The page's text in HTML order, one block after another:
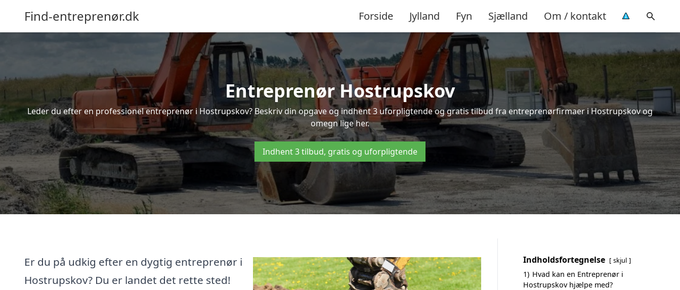
Find-entreprenør.dk Forside Jylland Fyn Sjælland Om / kontakt
Entreprenør Hostrupskov
Leder du efter en professionel entreprenør i Hostrupskov? Beskriv din opgave og indhent 3 uforpligtende og gratis tilbud fra entreprenørfirmaer i Hostrupskov og
omegn lige her.
Indhent 3 tilbud, gratis og uforpligtende
Er du på udkig efter en dygtig entreprenør i
Hostrupskov? Du er landet det rette sted!
Indholdsfortegnelse skjul
1) Hvad kan en Entreprenør i
Hostrupskov hjælpe med?